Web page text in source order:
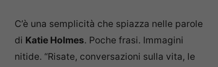
C’è una semplicità che spiazza nelle parole
di Katie Holmes. Poche frasi. Immagini
nitide. “Risate, conversazioni sulla vita, le